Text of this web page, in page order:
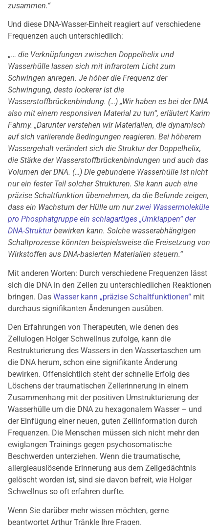
zusammen.“
Und diese DNA-Wasser-Einheit reagiert auf verschiedene
Frequenzen auch unterschiedlich:
„… die Verknüpfungen zwischen Doppelhelix und
Wasserhülle lassen sich mit infrarotem Licht zum
Schwingen anregen. Je höher die Frequenz der
Schwingung, desto lockerer ist die
Wasserstoffbrückenbindung. (…) „Wir haben es bei der DNA
also mit einem responsiven Material zu tun“, erläutert Karim
Fahmy. „Darunter verstehen wir Materialien, die dynamisch
auf sich variierende Bedingungen reagieren. Bei höherem
Wassergehalt verändert sich die Struktur der Doppelhelix,
die Stärke der Wasserstoffbrückenbindungen und auch das
Volumen der DNA. (…) Die gebundene Wasserhülle ist nicht
nur ein fester Teil solcher Strukturen. Sie kann auch eine
präzise Schaltfunktion übernehmen, da die Befunde zeigen,
dass ein Wachstum der Hülle um nurzwei Wassermoleküle
pro Phosphatgruppe ein schlagartiges „Umklappen“ der
DNA-Strukturbewirken kann. Solche wasserabhängigen
Schaltprozesse könnten beispielsweise die Freisetzung von
Wirkstoffen aus DNA-basierten Materialien steuern.“
Mit anderen Worten: Durch verschiedene Frequenzen lässt
sich die DNA in den Zellen zu unterschiedlichen Reaktionen
bringen. Das Wasser kann „präzise Schaltfunktionen“ mit
durchaus signifikanten Änderungen ausüben.
Den Erfahrungen von Therapeuten, wie denen des
Zellulogen Holger Schwellnus zufolge, kann die
Restrukturierung des Wassers in den Wassertaschen um
die DNA herum, schon eine signifikante Änderung
bewirken. Offensichtlich steht der schnelle Erfolg des
Löschens der traumatischen Zellerinnerung in einem
Zusammenhang mit der positiven Umstrukturierung der
Wasserhülle um die DNA zu hexagonalem Wasser – und
der Einfügung einer neuen, guten Zellinformation durch
Frequenzen. Die Menschen müssen sich nicht mehr den
ewiglangen Trainings gegen psychosomatische
Beschwerden unterziehen. Wenn die traumatische,
allergieauslösende Erinnerung aus dem Zellgedächtnis
gelöscht worden ist, sind sie davon befreit, wie Holger
Schwellnus so oft erfahren durfte.
Wenn Sie darüber mehr wissen möchten, gerne
beantwortet Arthur Tränkle Ihre Fragen.